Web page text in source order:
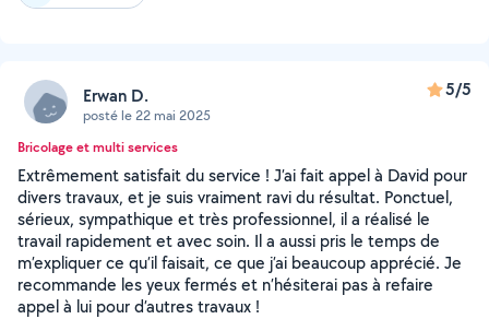
Erwan D.
posté le 22 mai 2025
5/5
Bricolage et multi services
Extrêmement satisfait du service ! J’ai fait appel à David pour
divers travaux, et je suis vraiment ravi du résultat. Ponctuel,
sérieux, sympathique et très professionnel, il a réalisé le
travail rapidement et avec soin. Il a aussi pris le temps de
m’expliquer ce qu’il faisait, ce que j’ai beaucoup apprécié. Je
recommande les yeux fermés et n’hésiterai pas à refaire
appel à lui pour d’autres travaux !